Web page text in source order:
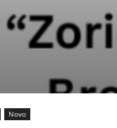
Novo